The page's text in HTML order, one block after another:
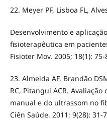
22. Meyer PF, Lisboa FL,
Desenvolvimento e
fisioterapêutica em
Fisioter Mov. 2005; 18(1): 75-
23. Almeida AF, Brandão
RC, Pitangui ACR.
manual e do ultrassom no
Ciên Saúde. 2011; 9(28): 31-